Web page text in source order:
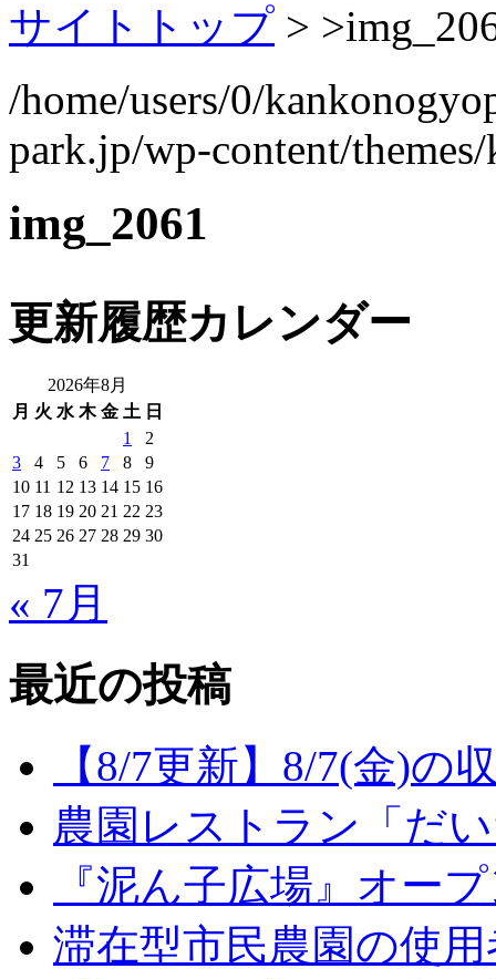
サイトトップ > >
/home/users/0/
park.jp/wp-content/
img_2061
更新履歴カレンダー
2026年8月
月 火 水 木 金 土 日
1
2
3
4 5 6 7 8
9
10 11 12 13 14 15 16
17 18 19 20 21 22 23
24 25 26 27 28 29 30
31
« 7月
最近の投稿
【8/7更新】8/7(金)の
農園レストラン「だ
『泥ん子広場』オー
滞在型市民農園の使